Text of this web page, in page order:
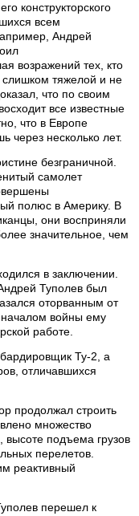
конструкторского
всем
Андрей
возражений тех, кто
тяжелой и не
что по своим
все известные
что в Европе
через несколько лет.
безграничной.
самолет
полюс в Америку. В
они восприняли
значительное, чем
в заключении.
Туполев был
оторванным от
войны ему
работе.
Ту-2, а
отличавшихся
продолжал строить
множество
высоте подъема грузов
перелетов.
реактивный
перешел к